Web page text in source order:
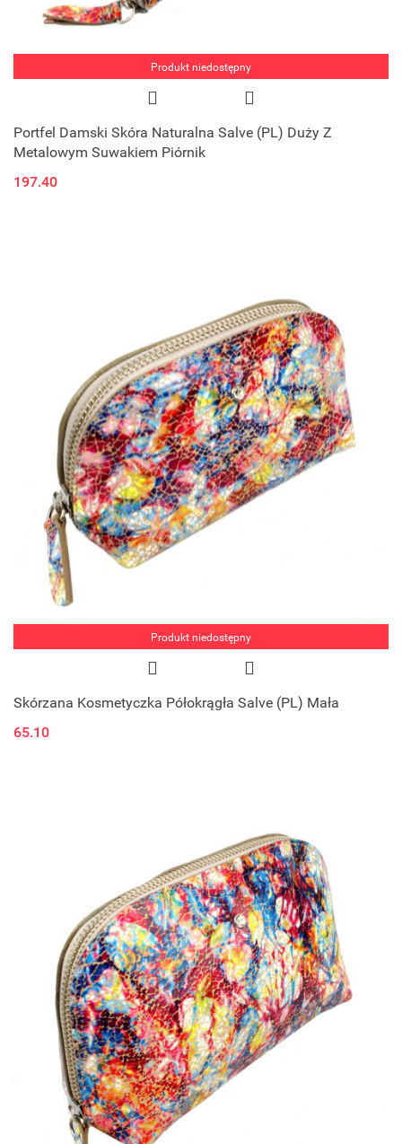
Produkt niedostępny
Portfel Damski Skóra Naturalna Salve (PL) Duży Z
Metalowym Suwakiem Piórnik
197.40
Produkt niedostępny
Skórzana Kosmetyczka Półokrągła Salve (PL) Mała
65.10